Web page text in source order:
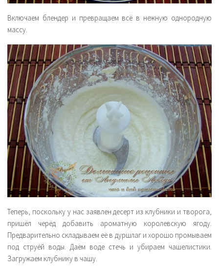
Включаем блендер и превращаем всё в нежную однородную
массу.
Теперь, поскольку у нас заявлен десерт из клубники и творога,
пришёл черёд добавить ароматную королевскую ягоду.
Предварительно складываем её в дуршлаг и хорошо промываем
под струёй воды. Даём воде стечь и убираем чашелистики.
Загружаем клубнику в чашу.